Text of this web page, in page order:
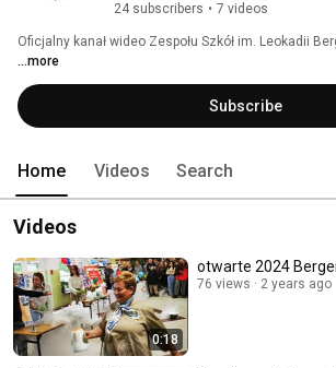
24 subscribers • 7 videos
Oficjalny kanał wideo Zespołu Szkół im. Leokadii
...more
Subscribe
Home Videos Search
Videos
0:18
otwarte 2024
76 views 2 years ago